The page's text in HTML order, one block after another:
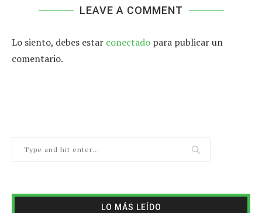
LEAVE A COMMENT
Lo siento, debes estar conectado para publicar un
comentario.
LO MÁS LEÍDO